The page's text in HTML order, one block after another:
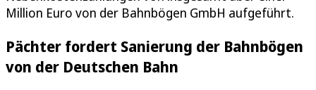
Million Euro von der Bahnbögen GmbH aufgeführt.
Pächter fordert Sanierung der Bahnbögen
von der Deutschen Bahn